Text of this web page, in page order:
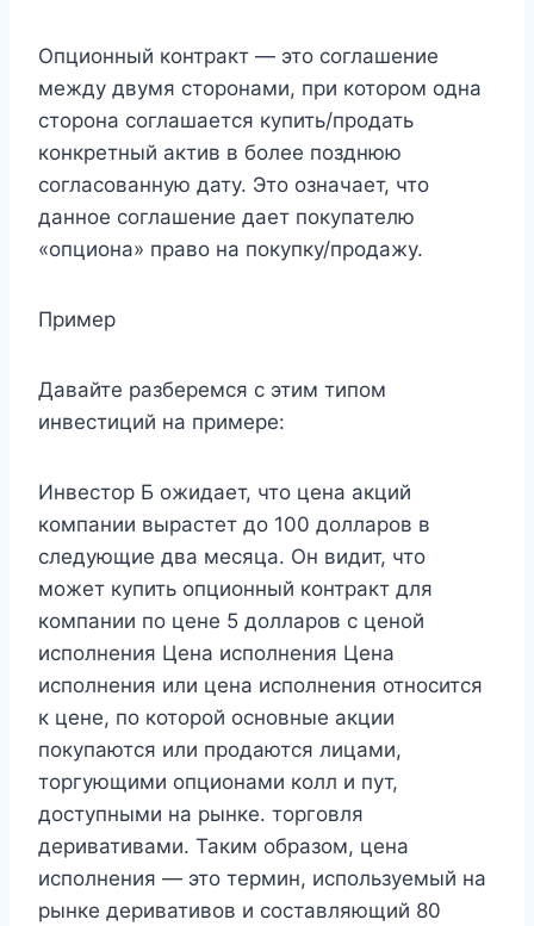
Опционный контракт — это соглашение
между двумя сторонами, при котором одна
сторона соглашается купить/продать
конкретный актив в более позднюю
согласованную дату. Это означает, что
данное соглашение дает покупателю
«опциона» право на покупку/продажу.
Пример
Давайте разберемся с этим типом
инвестиций на примере:
Инвестор Б ожидает, что цена акций
компании вырастет до 100 долларов в
следующие два месяца. Он видит, что
может купить опционный контракт для
компании по цене 5 долларов с ценой
исполнения Цена исполнения Цена
исполнения или цена исполнения относится
к цене, по которой основные акции
покупаются или продаются лицами,
торгующими опционами колл и пут,
доступными на рынке. торговля
деривативами. Таким образом, цена
исполнения — это термин, используемый на
рынке деривативов и составляющий 80